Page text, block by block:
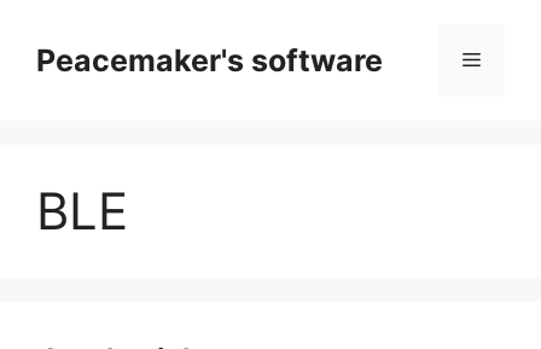
содержимому
Peacemaker's software Меню
BLE